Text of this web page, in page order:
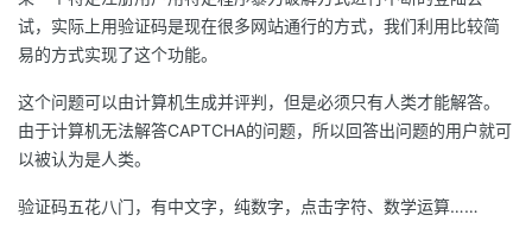
的
客
我
论
的
我
试，实际上用验证码是现在很多网站通行的方式，我们利用比较简
易的方式实现了这个功能。
这个问题可以由计算机生成并评判，但是必须只有人类才能解答。
由于计算机无法解答CAPTCHA的问题，所以回答出问题的用户就可
以被认为是人类。
验证码五花八门，有中文字，纯数字，点击字符、数学运算……